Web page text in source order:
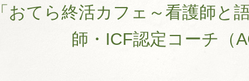
「おてら終活カフェ～看護師と
師・ICF認定コーチ（